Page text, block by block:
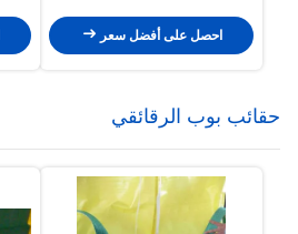
احصل على أفضل سعر
حقائب بوب الرقائقي